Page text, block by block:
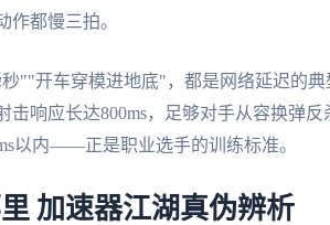
作都慢三拍。
""开车穿模进地底"，都是网络延迟的
击响应长达800ms，足够对手从容换弹
以内——正是职业选手的训练标准。
加速器江湖真伪辨析